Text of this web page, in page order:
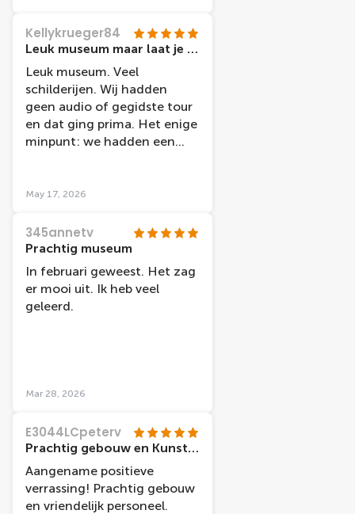
Kellykrueger84
Leuk museum maar laat je grote tassen in je hotel achter
Leuk museum. Veel
schilderijen. Wij hadden
geen audio of gegidste tour
en dat ging prima. Het enige
minpunt: we hadden een
ondergrondse garage.
11 euro voor 1 medium
locker bovenop de kosten
van het museumticket. Dat
was wel wat jammer ...
May 17, 2026
345annetv
Prachtig museum
In februari geweest. Het zag
er mooi uit. Ik heb veel
geleerd.
Mar 28, 2026
E3044LCpeterv
Prachtig gebouw en Kunst. Aanrader
Aangename positieve
verrassing! Prachtig gebouw
en vriendelijk personeel.